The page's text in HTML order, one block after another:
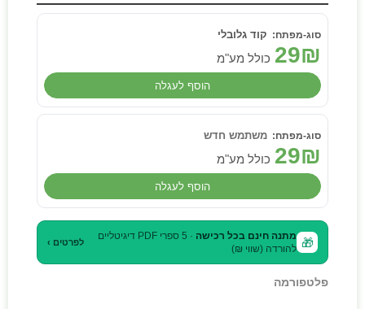
קוד גלובלי
29₪ כולל מע"מ
הוסף לעגלה
משתמש חדש
29₪ כולל מע"מ
הוסף לעגלה
🎁 מתנה חינם בכל רכישה
· 5 ספרי PDF דיגיטליים
להורדה (שווי ₪)
לפרטים ›
פלטפורמה